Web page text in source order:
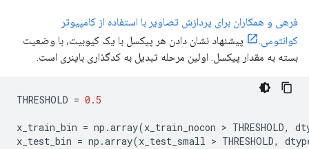
فرهی و همکاران برای پردازش تصاویر با استفاده از کامپیوتر
کوانتومی.
پیشنهاد نشان دادن هر پیکسل با یک کیوبیت، با وضعیت
بسته به مقدار پیکسل. اولین مرحله تبدیل به کدگذاری باینری است.
THRESHOLD = 0.5
x_train_bin = np .array(x_train_nocon > THRESHOLD,
x_test_bin = np .array(x_test_small > THRESHOLD,